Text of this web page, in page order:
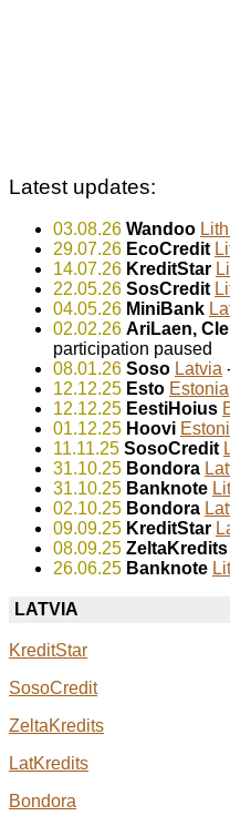
Latest updates:
03.08.26 Wandoo
29.07.26 EcoCredit
14.07.26 KreditStar
22.05.26 SosCredit
04.05.26 MiniBank
02.02.26 AriLaen,
participation paused
08.01.26 Soso Latvia
12.12.25 Esto Estonia
12.12.25 EestiHoius
01.12.25 Hoovi
11.11.25 SosoCredit
31.10.25 Bondora
31.10.25 Banknote
02.10.25 Bondora
09.09.25 KreditStar
08.09.25 ZeltaKredits
26.06.25 Banknote
LATVIA
KreditStar
SosoCredit
ZeltaKredits
LatKredits
Bondora